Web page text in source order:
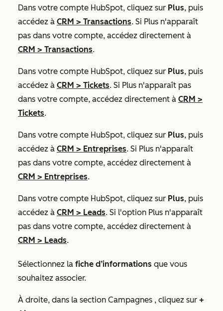
Dans votre compte HubSpot, cliquez sur Plus, puis
accédez à CRM > Transactions. Si Plus n'apparaît
pas dans votre compte, accédez directement à
CRM > Transactions.
Dans votre compte HubSpot, cliquez sur Plus, puis
accédez à CRM > Tickets. Si Plus n'apparaît pas
dans votre compte, accédez directement à CRM >
Tickets.
Dans votre compte HubSpot, cliquez sur Plus, puis
accédez à CRM > Entreprises. Si Plus n'apparaît
pas dans votre compte, accédez directement à
CRM > Entreprises.
Dans votre compte HubSpot, cliquez sur Plus, puis
accédez à CRM > Leads. Si l'option Plus n'apparaît
pas dans votre compte, accédez directement à
CRM > Leads.
Sélectionnez la fiche d’informations que vous
souhaitez associer.
À droite, dans la section Campagnes , cliquez sur +